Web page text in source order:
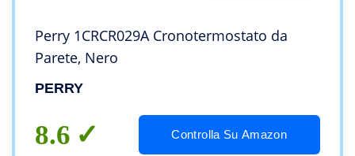
Perry 1CRCR029A Cronotermostato da
Parete, Nero
PERRY
8.6 Controlla Su Amazon